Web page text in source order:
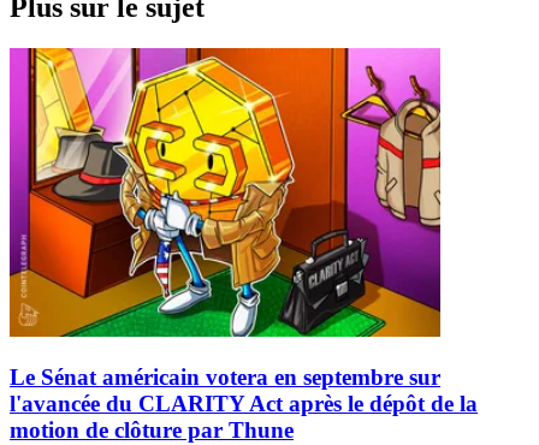
Plus sur le sujet
Le Sénat américain votera en septembre sur
l'avancée du CLARITY Act après le dépôt de la
motion de clôture par Thune